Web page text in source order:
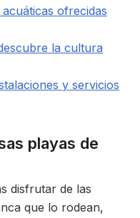
ofrecidas
la cultura
y servicios
playas de
disfrutar de las
que lo rodean,